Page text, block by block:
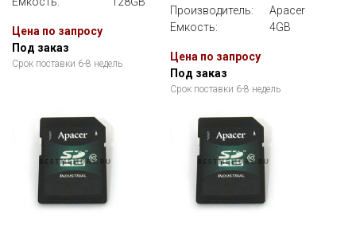
Цена по запросу
Под заказ
Срок поставки 6-8 недель
Производитель:
Apacer
Емкость:
4GB
Цена по запросу
Под заказ
Срок поставки 6-8 недель